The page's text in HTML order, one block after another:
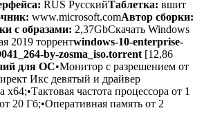
RUS РусскийТаблетка: вшит
www.microsoft.comАвтор сборки:
с образами: 2,37GbСкачать Windows
2019 торрентwindows-10-enterprise-
by-zosma_iso.torrent [12,86
для ОС•Монитор с разрешением от
Икс девятый и драйвер
частота процессора от 1
20 Гб;•Оперативная память от 2